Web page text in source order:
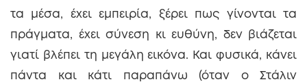
τα μέσα, έχει εμπειρία, ξέρει πως γίνονται τα
πράγματα, έχει σύνεση κι ευθύνη, δεν βιάζεται
γιατί βλέπει τη μεγάλη εικόνα. Και φυσικά, κάνει
πάντα και κάτι παραπάνω (όταν ο Στάλιν